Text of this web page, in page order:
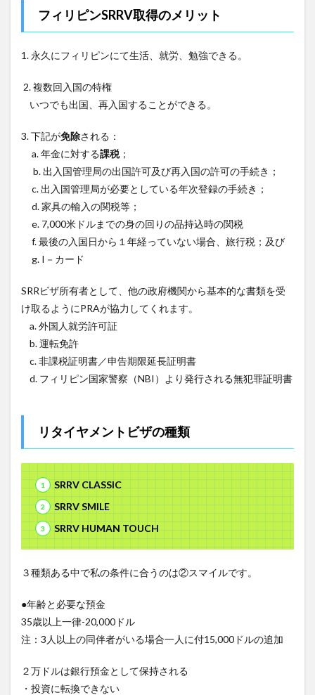
フィリピンSRRV取得のメリット
1. 永久にフィリピンにて生活、就労、勉強できる。
2. 複数回入国の特権
いつでも出国、再入国することができる。
3. 下記が免除される：
a. 年金に対する課税；
b. 出入国管理局の出国許可及び再入国の許可の手続き；
c. 出入国管理局が必要としている年次登録の手続き；
d. 家具の輸入の関税等；
e. 7,000米ドルまでの身の回りの品持込時の関税
f. 最後の入国日から１年経っていない場合、旅行税；及び
g. I－カード
SRRビザ所有者として、他の政府機関から基本的な書類を受
け取るようにPRAが協力してくれます。
a. 外国人就労許可証
b. 運転免許
c. 非課税証明書／申告期限延長証明書
d. フィリピン国家警察（NBI）より発行される無犯罪証明書
リタイヤメントビザの種類
SRRV CLASSIC
SRRV SMILE
SRRV HUMAN TOUCH
３種類ある中で私の条件に合うのは②スマイルです。
●年齢と必要な預金
35歳以上一律-20,000ドル
注：3人以上の同伴者がいる場合一人に付15,000ドルの追加
２万ドルは銀行預金として保持される
・投資に転換できない